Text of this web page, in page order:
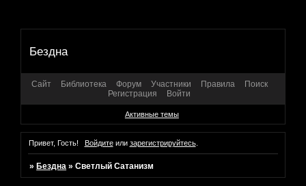
Бездна
Сайт Библиотека Форум Участники Правила
Поиск
Регистрация
Войти
Активные темы
Привет, Гость! Войдитеили зарегистрируйтесь.
»Бездна »Светлый Сатанизм